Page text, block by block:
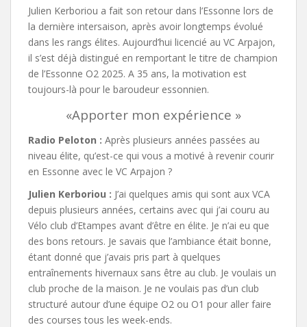
Julien Kerboriou a fait son retour dans l’Essonne lors de
la dernière intersaison, après avoir longtemps évolué
dans les rangs élites. Aujourd’hui licencié au VC Arpajon,
il s’est déjà distingué en remportant le titre de champion
de l’Essonne O2 2025. A 35 ans, la motivation est
toujours-là pour le baroudeur essonnien.
«Apporter mon expérience »
Radio Peloton : Après plusieurs années passées au
niveau élite, qu’est-ce qui vous a motivé à revenir courir
en Essonne avec le VC Arpajon ?
Julien Kerboriou : J’ai quelques amis qui sont aux VCA
depuis plusieurs années, certains avec qui j’ai couru au
Vélo club d’Etampes avant d’être en élite. Je n’ai eu que
des bons retours. Je savais que l’ambiance était bonne,
étant donné que j’avais pris part à quelques
entraînements hivernaux sans être au club. Je voulais un
club proche de la maison. Je ne voulais pas d’un club
structuré autour d’une équipe O2 ou O1 pour aller faire
des courses tous les week-ends.